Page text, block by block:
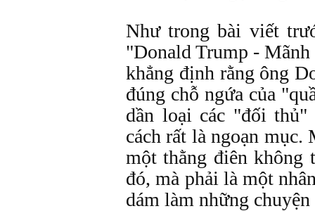
Như trong bài viết
"Donald Trump -
khẳng định rằng ông
đúng chỗ ngứa của
dần loại các "đối thủ"
cách rất là ngoạn mục.
một thằng điên không
đó, mà phải là một
dám làm những